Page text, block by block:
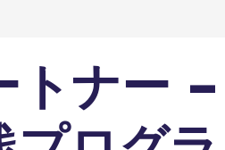
トナー –